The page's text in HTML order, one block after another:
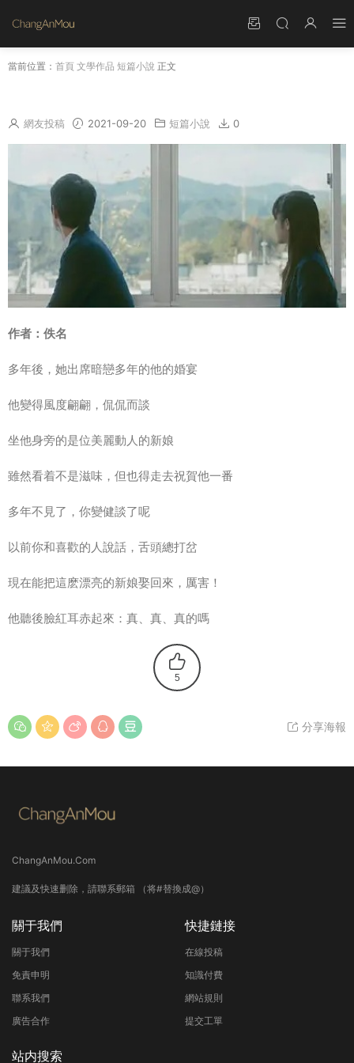
當前位置： 首頁 文學作品 短篇小說 正文
網友投稿 2021-09-20 短篇小說 0
作者：佚名
多年後，她出席暗戀多年的他的婚宴
他變得風度翩翩，侃侃而談
坐他身旁的是位美麗動人的新娘
雖然看着不是滋味，但也得走去祝賀他一番
多年不見了，你變健談了呢
以前你和喜歡的人說話，舌頭總打岔
現在能把這麽漂亮的新娘娶回來，厲害！
他聽後臉紅耳赤起來：真、真、真的嗎
5
分享海報
ChangAnMou.Com
建議及快速删除，請聯系郵箱 （将#替換成@）
關于我們
關于我們
免責申明
聯系我們
廣告合作
快捷鏈接
在線投稿
知識付費
網站規則
提交工單
站内搜索